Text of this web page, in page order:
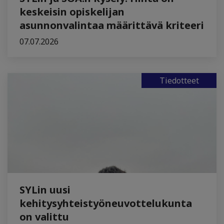
keskeisin opiskelijan
asunnonvalintaa määrittävä kriteeri
07.07.2026
Tiedotteet
SYLin uusi
kehitysyhteistyöneuvottelukunta
on valittu